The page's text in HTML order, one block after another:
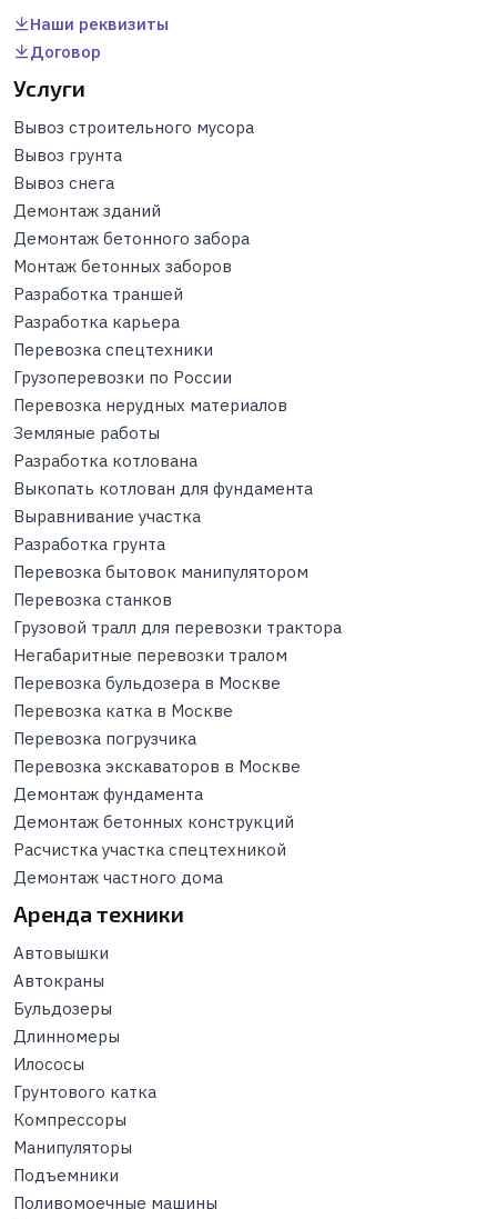
Наши реквизиты
Договор
Услуги
Вывоз строительного мусора
Вывоз грунта
Вывоз снега
Демонтаж зданий
Демонтаж бетонного забора
Монтаж бетонных заборов
Разработка траншей
Разработка карьера
Перевозка спецтехники
Грузоперевозки по России
Перевозка нерудных материалов
Земляные работы
Разработка котлована
Выкопать котлован для фундамента
Выравнивание участка
Разработка грунта
Перевозка бытовок манипулятором
Перевозка станков
Грузовой тралл для перевозки трактора
Негабаритные перевозки тралом
Перевозка бульдозера в Москве
Перевозка катка в Москве
Перевозка погрузчика
Перевозка экскаваторов в Москве
Демонтаж фундамента
Демонтаж бетонных конструкций
Расчистка участка спецтехникой
Демонтаж частного дома
Аренда техники
Автовышки
Автокраны
Бульдозеры
Длинномеры
Илососы
Грунтового катка
Компрессоры
Манипуляторы
Подъемники
Поливомоечные машины